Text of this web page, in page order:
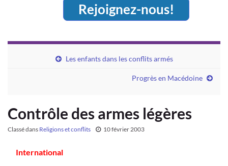
Rejoignez-nous!
Les enfants dans les conflits armés
Progrès en Macédoine
Contrôle des armes légères
Classé dans Religions et conflits 10 février 2003
International